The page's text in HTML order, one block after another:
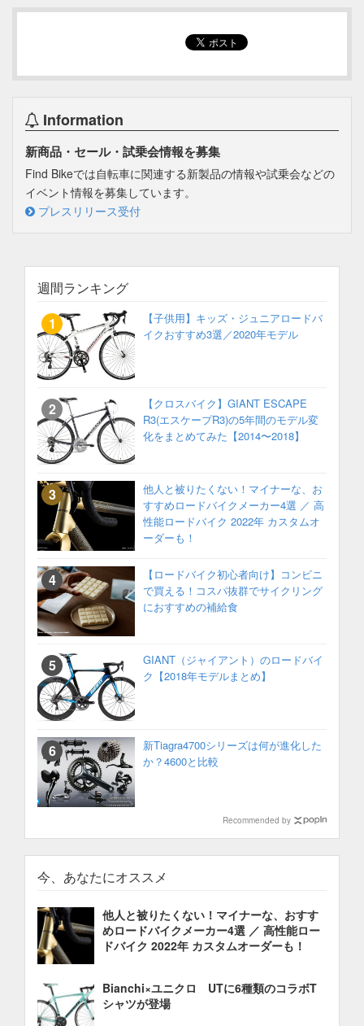
Information
新商品・セール・試乗会情報を募集
Find Bikeでは自転車に関連する新製品の情報や試乗会などの
イベント情報を募集しています。
プレスリリース受付
週間ランキング
【子供用】キッズ・ジュニアロードバ
イクおすすめ3選／2020年モデル
【クロスバイク】GIANT ESCAPE
R3(エスケープR3)の5年間のモデル変
化をまとめてみた【2014〜2018】
他人と被りたくない！マイナーな、お
すすめロードバイクメーカー4選 ／ 高
性能ロードバイク 2022年 カスタムオ
ーダーも！
【ロードバイク初心者向け】コンビニ
で買える！コスパ抜群でサイクリング
におすすめの補給食
GIANT（ジャイアント）のロードバイ
ク【2018年モデルまとめ】
新Tiagra4700シリーズは何が進化した
か？4600と比較
Recommended by
今、あなたにオススメ
他人と被りたくない！マイナーな、おすす
めロードバイクメーカー4選 ／ 高性能ロー
ドバイク 2022年 カスタムオーダーも！
Bianchi×ユニクロ UTに6種類のコラボT
シャツが登場